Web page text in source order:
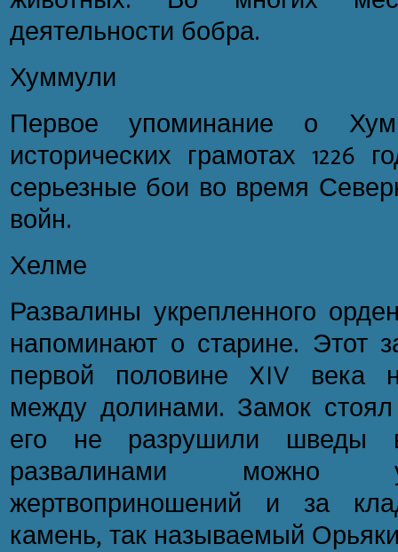
деятельности бобра.
Хуммули
Первое упоминание о
исторических грамотах 1226
серьезные бои во время
войн.
Хелме
Развалины укрепленного
напоминают о старине. Этот
первой половине XIV века
между долинами. Замок
его не разрушили
развалинами можно
жертвоприношений и за
камень, так называемый